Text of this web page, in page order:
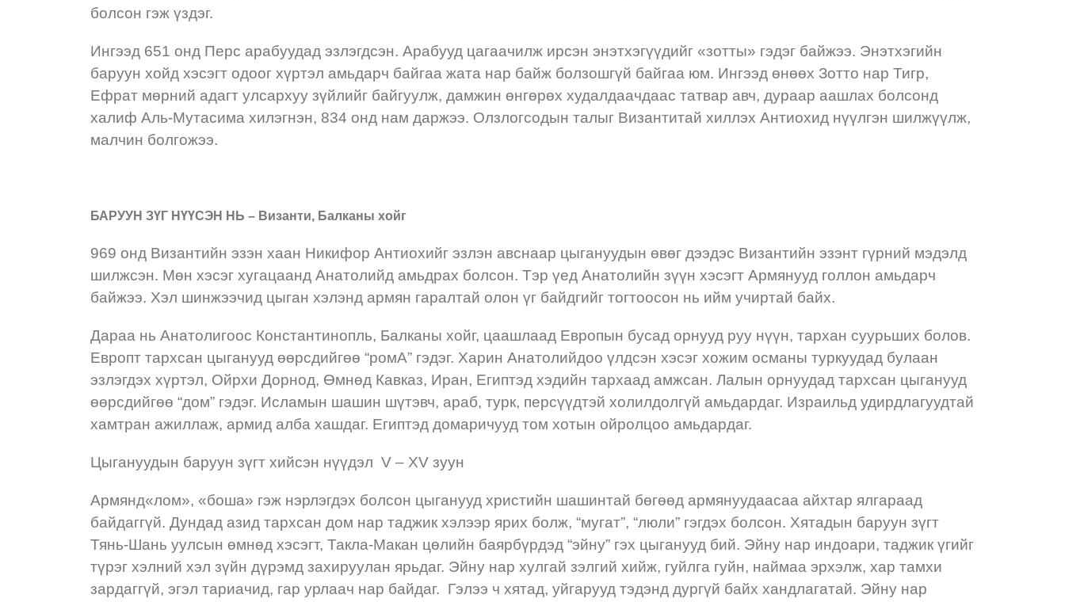
болсон гэж үздэг.
Ингээд 651 онд Перс арабуудад эзлэгдсэн. Арабууд цагаачилж ирсэн энэтхэгүүдийг «зотты» гэдэг байжээ. Энэтхэгийн
баруун хойд хэсэгт одоог хүртэл амьдарч байгаа жата нар байж болзошгүй байгаа юм. Ингээд өнөөх Зотто нар Тигр,
Ефрат мөрний адагт улсархуу зүйлийг байгуулж, дамжин өнгөрөх худалдаачдаас татвар авч, дураар аашлах болсонд
халиф Аль-Мутасима хилэгнэн, 834 онд нам даржээ. Олзлогсодын талыг Византитай хиллэх Антиохид нүүлгэн шилжүүлж,
малчин болгожээ.
БАРУУН ЗҮГ НҮҮСЭН НЬ – Византи, Балканы хойг
969 онд Византийн эзэн хаан Никифор Антиохийг эзлэн авснаар цыгануудын өвөг дээдэс Византийн эзэнт гүрний мэдэлд
шилжсэн. Мөн хэсэг хугацаанд Анатолийд амьдрах болсон. Тэр үед Анатолийн зүүн хэсэгт Армянууд голлон амьдарч
байжээ. Хэл шинжээчид цыган хэлэнд армян гаралтай олон үг байдгийг тогтоосон нь ийм учиртай байх.
Дараа нь Анатолигоос Константинопль, Балканы хойг, цаашлаад Европын бусад орнууд руу нүүн, тархан суурьших болов.
Европт тархсан цыганууд өөрсдийгөө “ромА” гэдэг. Харин Анатолийдоо үлдсэн хэсэг хожим османы туркуудад булаан
эзлэгдэх хүртэл, Ойрхи Дорнод, Өмнөд Кавказ, Иран, Египтэд хэдийн тархаад амжсан. Лалын орнуудад тархсан цыганууд
өөрсдийгөө “дом” гэдэг. Исламын шашин шүтэвч, араб, турк, персүүдтэй холилдолгүй амьдардаг. Израильд удирдлагуудтай
хамтран ажиллаж, армид алба хашдаг. Египтэд домаричууд том хотын ойролцоо амьдардаг.
Цыгануудын баруун зүгт хийсэн нүүдэл V – XV зуун
Армянд«лом», «боша» гэж нэрлэгдэх болсон цыганууд христийн шашинтай бөгөөд армянуудаасаа айхтар ялгараад
байдаггүй. Дундад азид тархсан дом нар таджик хэлээр ярих болж, “мугат”, “люли” гэгдэх болсон. Хятадын баруун зүгт
Тянь-Шань уулсын өмнөд хэсэгт, Такла-Макан цөлийн баярбүрдэд “эйну” гэх цыганууд бий. Эйну нар индоари, таджик үгийг
түрэг хэлний хэл зүйн дүрэмд захируулан ярьдаг. Эйну нар хулгай зэлгий хийж, гуйлга гуйн, наймаа эрхэлж, хар тамхи
зардаггүй, эгэл тариачид, гар урлаач нар байдаг. Гэлээ ч хятад, уйгарууд тэдэнд дургүй байх хандлагатай. Эйну нар